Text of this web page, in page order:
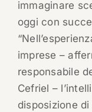
immaginare
oggi con
imprese –
responsabile
Cefriel –
disposizione